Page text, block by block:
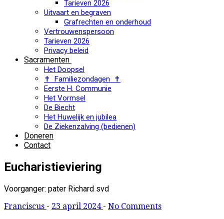
Tarieven 2026
Uitvaart en begraven
Grafrechten en onderhoud
Vertrouwenspersoon
Tarieven 2026
Privacy beleid
Sacramenten
Het Doopsel
✝ Familiezondagen ✝
Eerste H. Communie
Het Vormsel
De Biecht
Het Huwelijk en jubilea
De Ziekenzalving (bedienen)
Doneren
Contact
Eucharistieviering
Voorganger: pater Richard svd
Franciscus - 23 april 2024 - No Comments